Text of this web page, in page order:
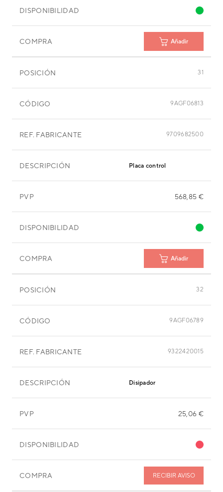
DISPONIBILIDAD
COMPRA Añadir
POSICIÓN 31
CÓDIGO 9AGF06813
REF. FABRICANTE 9709682500
DESCRIPCIÓN Placa control
PVP 568,85 €
DISPONIBILIDAD
COMPRA Añadir
POSICIÓN 32
CÓDIGO 9AGF06789
REF. FABRICANTE 9322420015
DESCRIPCIÓN Disipador
PVP 25,06 €
DISPONIBILIDAD
COMPRA RECIBIR AVISO